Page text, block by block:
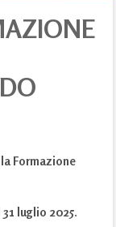
Formazione
luglio 2025.